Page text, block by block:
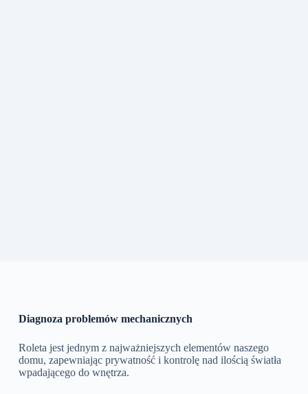
Diagnoza problemów mechanicznych
Roleta jest jednym z najważniejszych elementów naszego
domu, zapewniając prywatność i kontrolę nad ilością światła
wpadającego do wnętrza.